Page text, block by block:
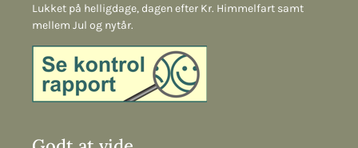
Lukket på helligdage, dagen efter Kr. Himmelfart samt
mellem Jul og nytår.